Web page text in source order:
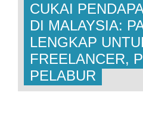
CUKAI
DI MALAYSIA:
LENGKAP
FREELANCER,
PELABUR